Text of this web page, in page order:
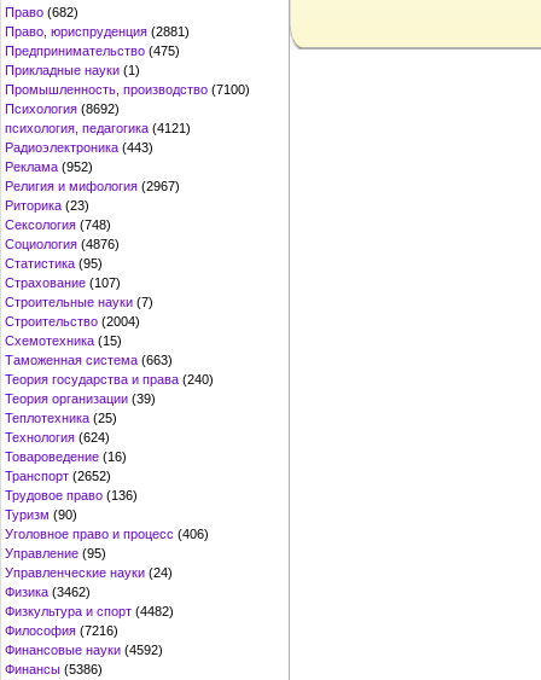
Право (682)
Право, юриспруденция (2881)
Предпринимательство (475)
Прикладные науки (1)
Промышленность, производство (7100)
Психология (8692)
психология, педагогика (4121)
Радиоэлектроника (443)
Реклама (952)
Религия и мифология (2967)
Риторика (23)
Сексология (748)
Социология (4876)
Статистика (95)
Страхование (107)
Строительные науки (7)
Строительство (2004)
Схемотехника (15)
Таможенная система (663)
Теория государства и права (240)
Теория организации (39)
Теплотехника (25)
Технология (624)
Товароведение (16)
Транспорт (2652)
Трудовое право (136)
Туризм (90)
Уголовное право и процесс (406)
Управление (95)
Управленческие науки (24)
Физика (3462)
Физкультура и спорт (4482)
Философия (7216)
Финансовые науки (4592)
Финансы (5386)